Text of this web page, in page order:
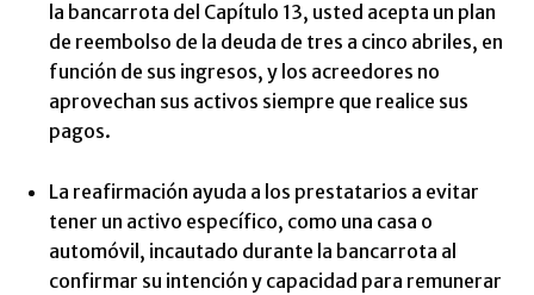
la bancarrota del Capítulo 13, usted acepta un plan
de reembolso de la deuda de tres a cinco abriles, en
función de sus ingresos, y los acreedores no
aprovechan sus activos siempre que realice sus
pagos.
La reafirmación ayuda a los prestatarios a evitar
tener un activo específico, como una casa o
automóvil, incautado durante la bancarrota al
confirmar su intención y capacidad para remunerar